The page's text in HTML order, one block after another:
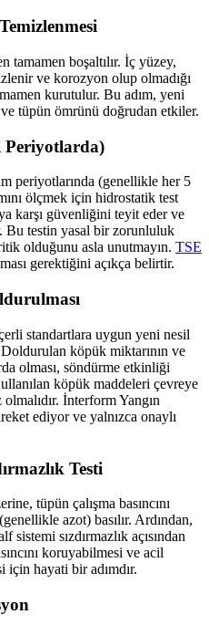
tamamen boşaltılır. İç yüzey,
ve korozyon olup olmadığı
kurutulur. Bu adım, yeni
tüpün ömrünü doğrudan etkiler.
Periyotlarda)
periyotlarında (genellikle her 5
ölçmek için hidrostatik test
karşı güvenliğini teyit eder ve
Bu testin yasal bir zorunluluk
olduğunu asla unutmayın. TSE
gerektiğini açıkça belirtir.
standartlara uygun yeni nesil
köpük miktarının ve
olması, söndürme etkinliği
köpük maddeleri çevreye
olmalıdır. İnterform Yangın
ediyor ve yalnızca onaylı
Testi
tüpün çalışma basıncını
azot) basılır. Ardından,
sistemi sızdırmazlık açısından
koruyabilmesi ve acil
için hayati bir adımdır.